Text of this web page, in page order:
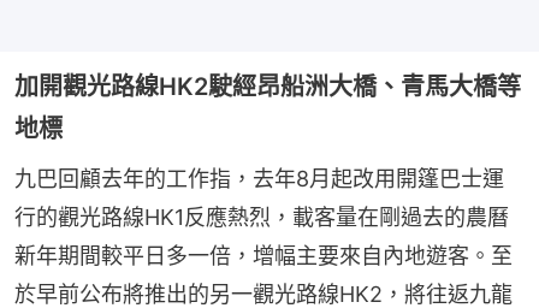
加開觀光路線HK2駛經昂船洲大橋、青馬大橋等
地標
九巴回顧去年的工作指，去年8月起改用開篷巴士運
行的觀光路線HK1反應熱烈，載客量在剛過去的農曆
新年期間較平日多一倍，增幅主要來自內地遊客。至
於早前公布將推出的另一觀光路線HK2，將往返九龍